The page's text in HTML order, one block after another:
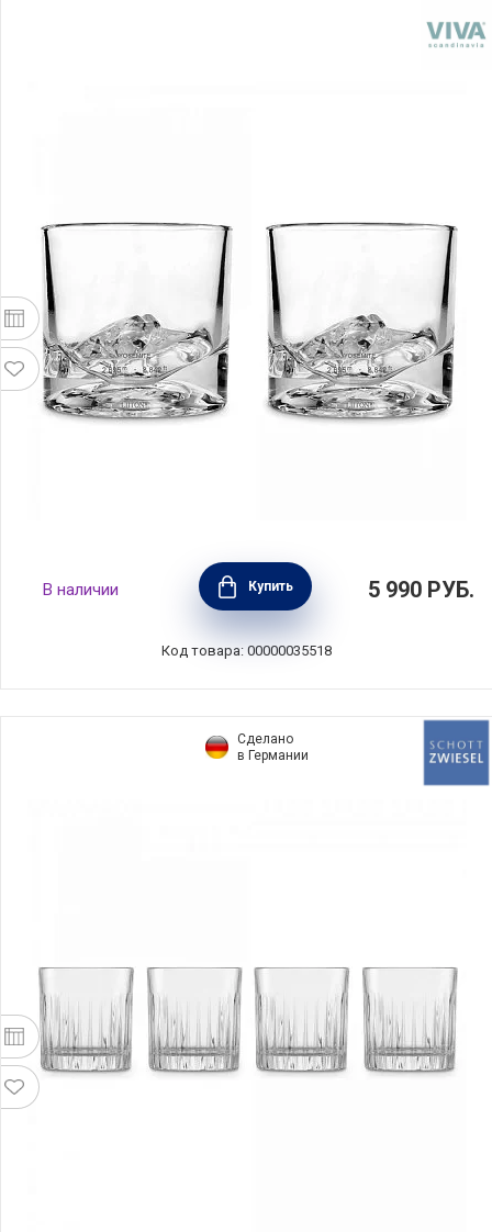
Набор из 2 стаканов для виски Yosemite,
стекло, VIVA Scandinavia, Дания, L61000
В наличии Купить 5 990 РУБ.
Код товара: 00000035518
Сделано
в Германии